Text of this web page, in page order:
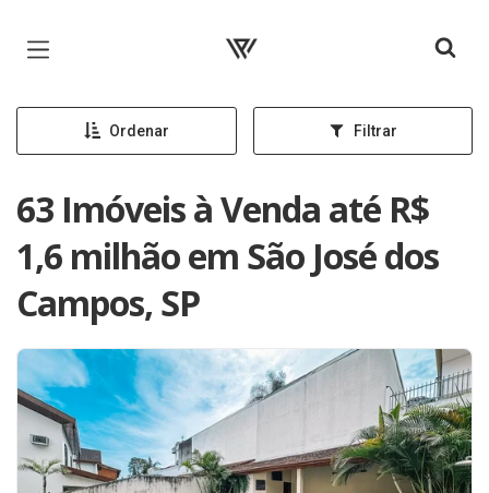
Página inicial
Ordenar Filtrar
63 Imóveis à Venda até R$
1,6 milhão em São José dos
Campos, SP